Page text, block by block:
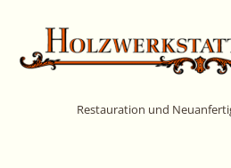
springen
Restauration und